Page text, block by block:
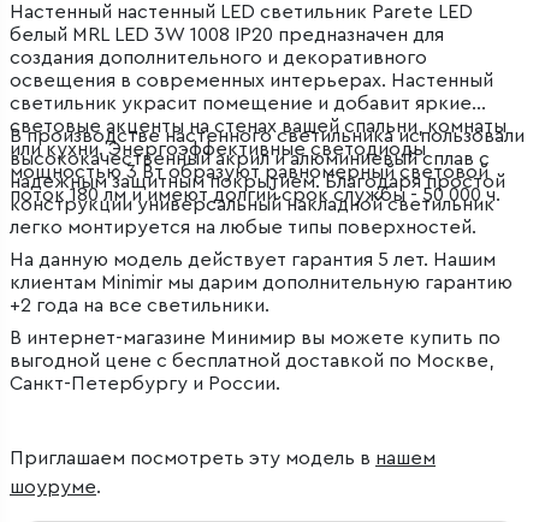
Настенный настенный LED светильник Parete LED
белый MRL LED 3W 1008 IP20 предназначен для
создания дополнительного и декоративного
освещения в современных интерьерах. Настенный
светильник украсит помещение и добавит яркие
световые акценты на стенах вашей спальни, комнаты
или кухни. Энергоэффективные светодиоды
мощностью 3 Вт образуют равномерный световой
поток 180 лм и имеют долгий срок службы - 50 000 ч.
В производстве настенного светильника использовали
высококачественный акрил и алюминиевый сплав с
надежным защитным покрытием. Благодаря простой
конструкции универсальный накладной светильник
легко монтируется на любые типы поверхностей.
На данную модель действует гарантия 5 лет. Нашим
клиентам Minimir мы дарим дополнительную гарантию
+2 года на все светильники.
В интернет-магазине Минимир вы можете купить по
выгодной цене с бесплатной доставкой по Москве,
Санкт-Петербургу и России.
Приглашаем посмотреть эту модель в нашем
шоуруме.